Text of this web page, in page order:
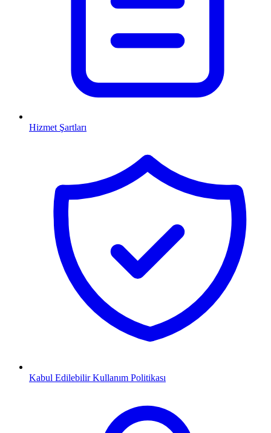
Hizmet Şartları
Kabul Edilebilir Kullanım Politikası